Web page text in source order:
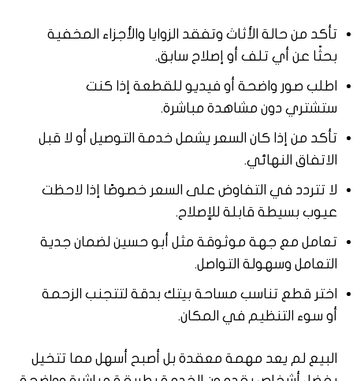
تأكد من حالة الأثاث وتفقد الزوايا والأجزاء المخفية
بحثًا عن أي تلف أو إصلاح سابق.
اطلب صور واضحة أو فيديو للقطعة إذا كنت
ستشتري دون مشاهدة مباشرة.
تأكد من إذا كان السعر يشمل خدمة التوصيل أو لا قبل
الاتفاق النهائي.
لا تتردد في التفاوض على السعر خصوصًا إذا لاحظت
عيوب بسيطة قابلة للإصلاح.
تعامل مع جهة موثوقة مثل أبو حسين لضمان جدية
التعامل وسهولة التواصل.
اختر قطع تناسب مساحة بيتك بدقة لتتجنب الزحمة
أو سوء التنظيم في المكان.
البيع لم يعد مهمة معقدة بل أصبح أسهل مما تتخيل